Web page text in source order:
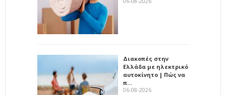
Διακοπές στην
Ελλάδα με ηλεκτρικό
αυτοκίνητο | Πώς να
π…
06-08-2026